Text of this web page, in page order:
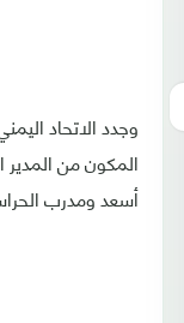
وجدد الاتحاد
المكون من
أسعد ومدرب